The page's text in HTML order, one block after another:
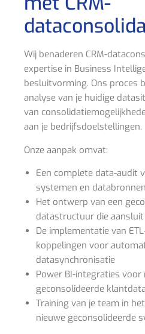
Wij benaderen CRM-
expertise in Business
besluitvorming. Ons proces
analyse van je huidige
van
aan je bedrijfsdoelstellingen.
Onze aanpak omvat:
Een complete data-audit
systemen en databronnen
Het ontwerp van een
datastructuur die
De implementatie van
koppelingen voor
datasynchronisatie
Power BI-integraties voor
geconsolideerde klantdata
Training van je team in
nieuwe geconsolideerde